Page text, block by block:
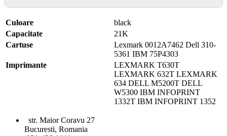
Culoare
black
Capacitate
21K
Cartuse
Lexmark 0012A7462 Dell 310-
5361 IBM 75P4303
Imprimante
LEXMARK T630T
LEXMARK 632T LEXMARK
634 DELL M5200T DELL
W5300 IBM INFOPRINT
1332T IBM INFOPRINT 1352
str. Maior Coravu 27
Bucuresti, Romania